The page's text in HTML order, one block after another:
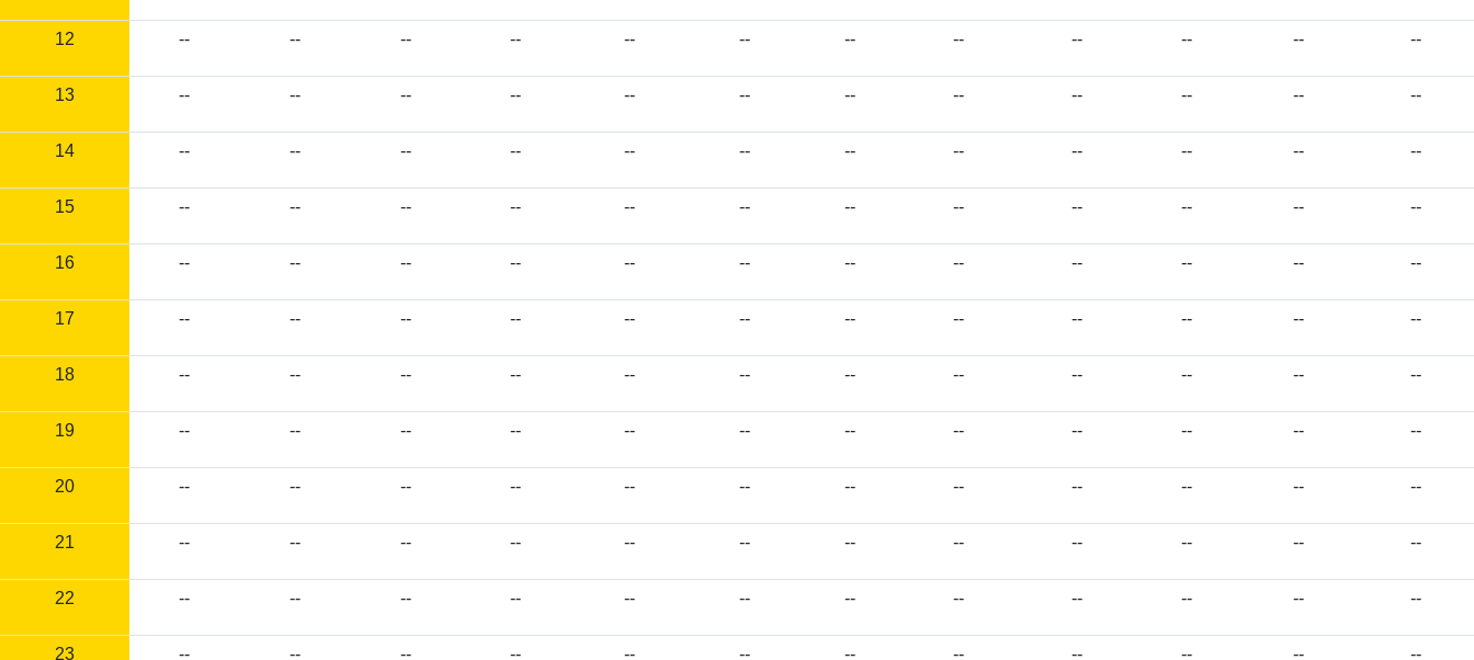
12 -- -- -- -- -- -- -- -- -- -- -- --
13 -- -- -- -- -- -- -- -- -- -- -- --
14 -- -- -- -- -- -- -- -- -- -- -- --
15 -- -- -- -- -- -- -- -- -- -- -- --
16 -- -- -- -- -- -- -- -- -- -- -- --
17 -- -- -- -- -- -- -- -- -- -- -- --
18 -- -- -- -- -- -- -- -- -- -- -- --
19 -- -- -- -- -- -- -- -- -- -- -- --
20 -- -- -- -- -- -- -- -- -- -- -- --
21 -- -- -- -- -- -- -- -- -- -- -- --
22 -- -- -- -- -- -- -- -- -- -- -- --
23 -- -- -- -- -- -- -- -- -- -- -- --